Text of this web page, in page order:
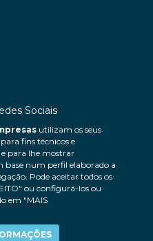
utilizam os seus
fins técnicos e
para lhe mostrar
base num perfil elaborado a
Pode aceitar todos os
ou configurá-los ou
em "MAIS
Sociais